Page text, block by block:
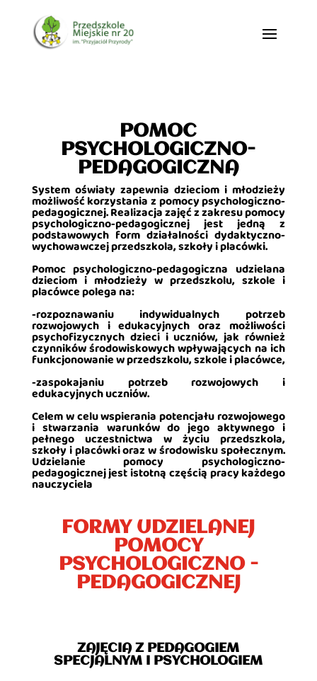
POMOC
PSYCHOLOGICZNO-
PEDAGOGICZNA
System oświaty zapewnia dzieciom i młodzieży
możliwość korzystania z pomocy psychologiczno-
pedagogicznej. Realizacja zajęć z zakresu pomocy
psychologiczno-pedagogicznej jest jedną z
podstawowych form działalności dydaktyczno-
wychowawczej przedszkola, szkoły i placówki.
Pomoc psychologiczno-pedagogiczna udzielana
dzieciom i młodzieży w przedszkolu, szkole i
placówce polega na:
-rozpoznawaniu indywidualnych potrzeb
rozwojowych i edukacyjnych oraz możliwości
psychofizycznych dzieci i uczniów, jak również
czynników środowiskowych wpływających na ich
funkcjonowanie w przedszkolu, szkole i placówce,
-zaspokajaniu potrzeb rozwojowych i
edukacyjnych uczniów.
Celem w celu wspierania potencjału rozwojowego
i stwarzania warunków do jego aktywnego i
pełnego uczestnictwa w życiu przedszkola,
szkoły i placówki oraz w środowisku społecznym.
Udzielanie pomocy psychologiczno-
pedagogicznej jest istotną częścią pracy każdego
nauczyciela
FORMY UDZIELANEJ
POMOCY
PSYCHOLOGICZNO -
PEDAGOGICZNEJ
ZAJĘCIA Z PEDAGOGIEM
SPECJALNYM I PSYCHOLOGIEM